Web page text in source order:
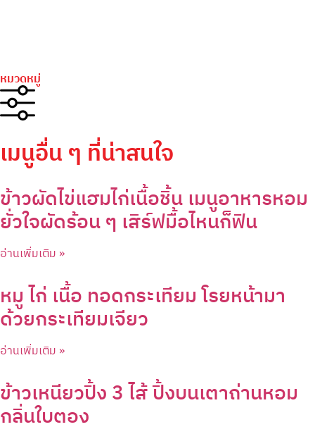
หมวดหมู่
เมนูอื่น ๆ ที่น่าสนใจ
ข้าวผัดไข่แฮมไก่เนื้อชิ้น เมนูอาหารหอม
ยั่วใจผัดร้อน ๆ เสิร์ฟมื้อไหนก็ฟิน
อ่านเพิ่มเติม »
หมู ไก่ เนื้อ ทอดกระเทียม โรยหน้ามา
ด้วยกระเทียมเจียว
อ่านเพิ่มเติม »
ข้าวเหนียวปิ้ง 3 ไส้ ปิ้งบนเตาถ่านหอม
กลิ่นใบตอง